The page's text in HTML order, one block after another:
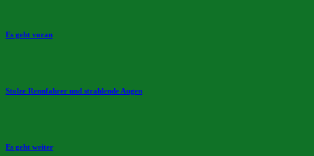
Es geht voran
Stolze Rennfahrer und strahlende Augen
Es geht weiter